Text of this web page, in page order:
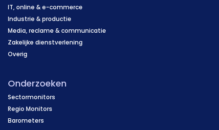
IT, online & e-commerce
Industrie & productie
Media, reclame & communicatie
Zakelijke dienstverlening
Overig
Onderzoeken
Sectormonitors
Regio Monitors
Barometers